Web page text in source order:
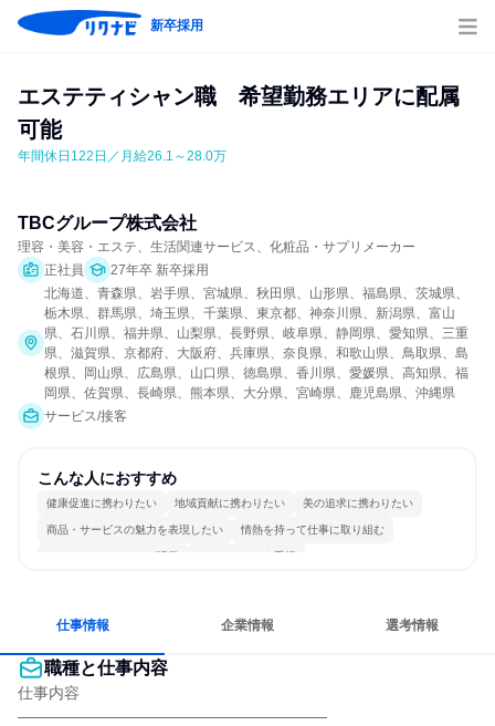
新卒採用
エステティシャン職　希望勤務エリアに配属
可能
年間休日122日／月給26.1～28.0万
TBCグループ株式会社
理容・美容・エステ、生活関連サービス、化粧品・サプリメーカー
正社員
27年卒 新卒採用
北海道、青森県、岩手県、宮城県、秋田県、山形県、福島県、茨城県、
栃木県、群馬県、埼玉県、千葉県、東京都、神奈川県、新潟県、富山
県、石川県、福井県、山梨県、長野県、岐阜県、静岡県、愛知県、三重
県、滋賀県、京都府、大阪府、兵庫県、奈良県、和歌山県、鳥取県、島
根県、岡山県、広島県、山口県、徳島県、香川県、愛媛県、高知県、福
岡県、佐賀県、長崎県、熊本県、大分県、宮崎県、鹿児島県、沖縄県
サービス/接客
こんな人におすすめ
健康促進に携わりたい 地域貢献に携わりたい 美の追求に携わりたい
商品・サービスの魅力を表現したい 情熱を持って仕事に取り組む
コミュニケーションが活発 チームワークを重視
仕事情報 企業情報 選考情報
職種と仕事内容
仕事内容
――――――――――――――――――――